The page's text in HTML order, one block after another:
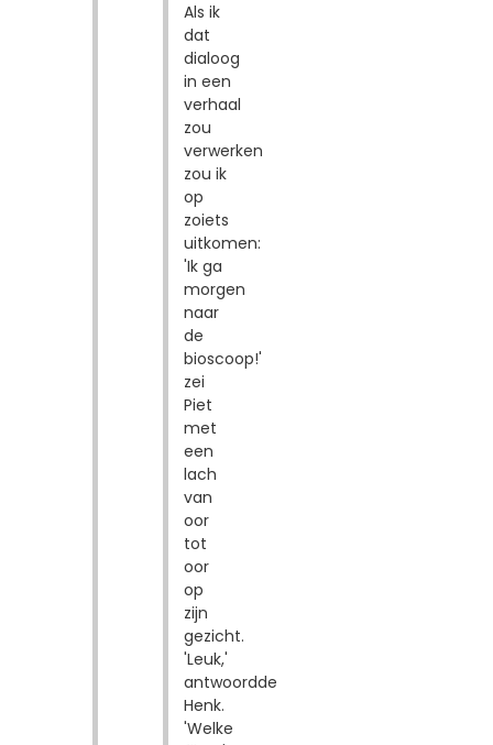
Als ik
dat
dialoog
in een
verhaal
zou
verwerken
zou ik
op
zoiets
uitkomen:
'Ik ga
morgen
naar
de
bioscoop!'
zei
Piet
met
een
lach
van
oor
tot
oor
op
zijn
gezicht.
'Leuk,'
antwoordde
Henk.
'Welke